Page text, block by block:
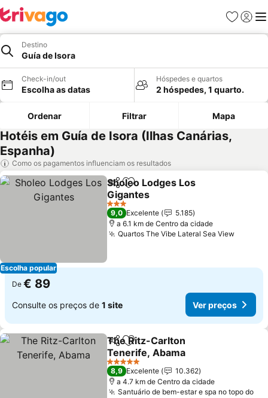
Favoritos
Iniciar
Destino
Guía de Isora
Check-in/out
Escolha as datas
Hóspedes e quartos
2 hóspedes, 1 quarto.
Ordenar Filtrar Mapa
Hotéis em Guía de Isora (Ilhas Canárias,
Espanha)
Como os pagamentos influenciam os resultados
Escolha popular
PartilharAdicionar aos favoritos
Sholeo Lodges Los
Gigantes
Ver preços
3 Estrelas
9,0 Excelente
5.185
a 6.1 km de Centro da cidade
Quartos The Vibe Lateral Sea ViewVer
De € 89
Consulte os preços de 1 site Ver preços
PartilharAdicionar aos favoritos
The Ritz-Carlton
Tenerife, Abama
Ver preços
5 Estrelas
8,9 Excelente
10.362
a 4.7 km de Centro da cidade
Santuário de bem-estar e spa no topo do